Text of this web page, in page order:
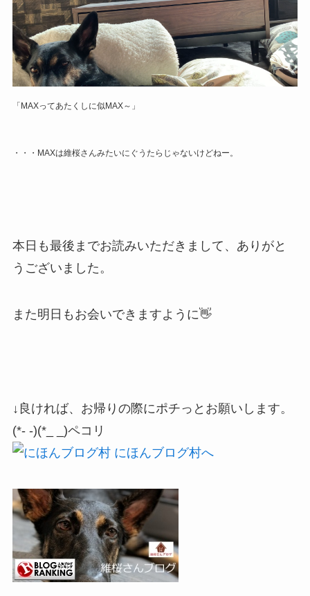
「MAXってあたくしに似MAX～」
・・・MAXは維桜さんみたいにぐうたらじゃないけどねー。
本日も最後までお読みいただきまして、ありがと
うございました。
また明日もお会いできますように👋
↓良ければ、お帰りの際にポチっとお願いします。
(*- -)(*_ _)ペコリ